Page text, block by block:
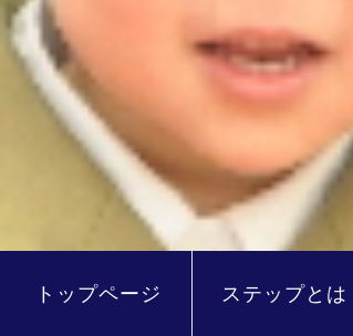
トップページ ステップとは